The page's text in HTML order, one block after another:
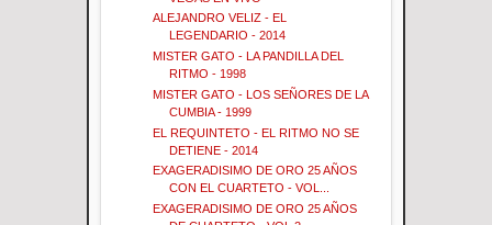
ALEJANDRO VELIZ - EL
LEGENDARIO - 2014
MISTER GATO - LA PANDILLA DEL
RITMO - 1998
MISTER GATO - LOS SEÑORES DE LA
CUMBIA - 1999
EL REQUINTETO - EL RITMO NO SE
DETIENE - 2014
EXAGERADISIMO DE ORO 25 AÑOS
CON EL CUARTETO - VOL...
EXAGERADISIMO DE ORO 25 AÑOS